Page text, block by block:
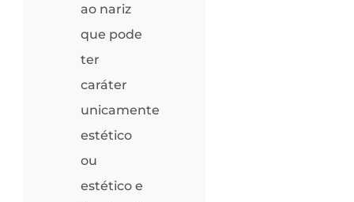
ao nariz
que pode
ter
caráter
unicamente
estético
ou
estético e